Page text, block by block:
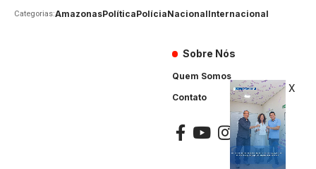
Categorias:AmazonasPolíticaPolíciaNacionalInternacional
Sobre Nós
Quem Somos
Contato
X